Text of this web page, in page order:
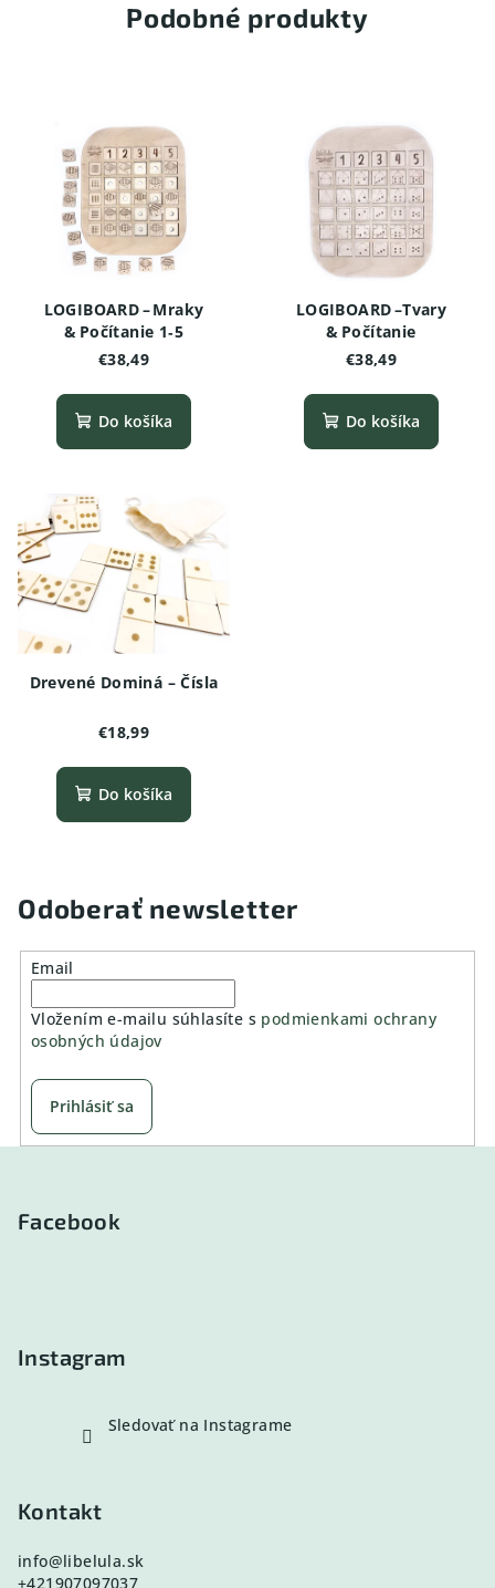
Podobné produkty
LOGIBOARD – Mraky
& Počítanie 1‑5
€38,49
Do košíka
LOGIBOARD –Tvary
& Počítanie
€38,49
Do košíka
Drevené Dominá – Čísla
€18,99
Do košíka
Odoberať newsletter
Email
Vložením e-mailu súhlasíte s podmienkami ochrany
osobných údajov
Prihlásiť sa
Facebook
Instagram
Sledovať na Instagrame
Kontakt
info@libelula.sk
+421907097037